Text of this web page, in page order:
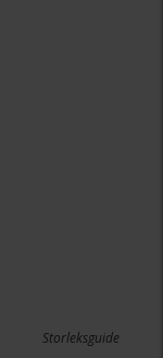
Storleksguide